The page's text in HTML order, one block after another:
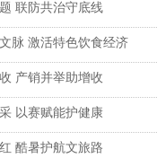
联防共治守底线
脉 激活特色饮食经济
产销并举助增收
以赛赋能护健康
酷暑护航文旅路